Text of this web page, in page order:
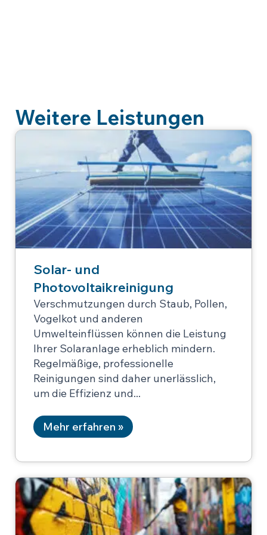
Weitere Leistungen
Solar- und
Photovoltaikreinigung
Verschmutzungen durch Staub, Pollen,
Vogelkot und anderen
Umwelteinflüssen können die Leistung
Ihrer Solaranlage erheblich mindern.
Regelmäßige, professionelle
Reinigungen sind daher unerlässlich,
um die Effizienz und
Mehr erfahren »